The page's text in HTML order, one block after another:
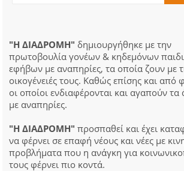
"Η ΔΙΑΔΡΟΜΗ" δημιουργήθηκε με την
πρωτοβουλία γονέων & κηδεμόνων
εφήβων με αναπηρίες, τα οποία ζουν με
οικογένειές τους. Καθώς επίσης και από
οι οποίοι ενδιαφέρονται και αγαπούν τα
με αναπηρίες.
"Η ΔΙΑΔΡΟΜΗ" προσπαθεί και έχει
να φέρνει σε επαφή νέους και νέες με
προβλήματα που η ανάγκη για
τους φέρνει πιο κοντά.